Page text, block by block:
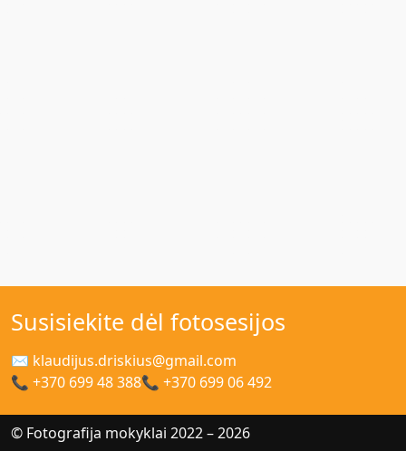
Susisiekite dėl fotosesijos
✉ klaudijus.driskius@gmail.com
📞 +370 699 48 388📞 +370 699 06 492
© Fotografija mokyklai 2022 – 2026